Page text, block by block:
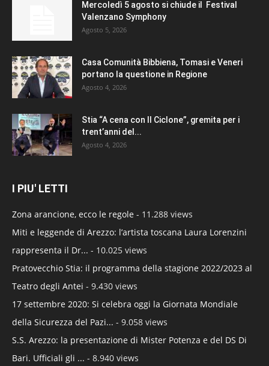
Mercoledì 5 agosto si chiude il Festival
Valenzano Symphony
Agosto 5, 2026
Casa Comunità Bibbiena, Tomasi e Veneri
portano la questione in Regione
Agosto 4, 2026
Stia “A cena con Il Ciclone”, gremita per i
trent’anni del...
Agosto 4, 2026
I PIU' LETTI
Zona arancione, ecco le regole - 11.288 views
Miti e leggende di Arezzo: l’artista toscana Laura Lorenzini
rappresenta il Dr... - 10.025 views
Pratovecchio Stia: il programma della stagione 2022/2023 al
Teatro degli Antei - 9.430 views
17 settembre 2020: Si celebra oggi la Giornata Mondiale
della Sicurezza del Pazi... - 9.058 views
S.S. Arezzo: la presentazione di Mister Potenza e del DS Di
Bari. Ufficiali gli ... - 8.940 views